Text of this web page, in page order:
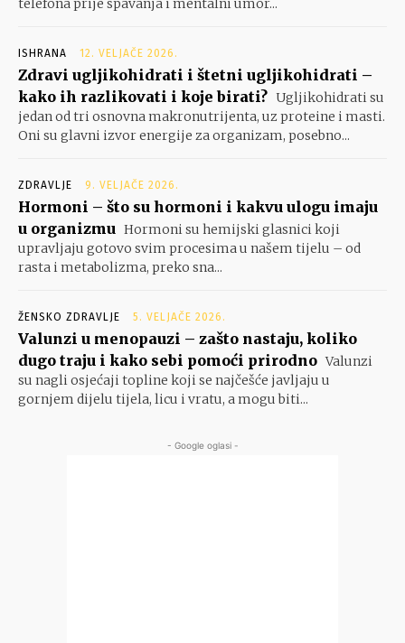
telefona prije spavanja i mentalni umor...
ISHRANA 12. VELJAČE 2026.
Zdravi ugljikohidrati i štetni ugljikohidrati –
kako ih razlikovati i koje birati? Ugljikohidrati su
jedan od tri osnovna makronutrijenta, uz proteine i masti.
Oni su glavni izvor energije za organizam, posebno...
ZDRAVLJE 9. VELJAČE 2026.
Hormoni – što su hormoni i kakvu ulogu imaju
u organizmu Hormoni su hemijski glasnici koji
upravljaju gotovo svim procesima u našem tijelu – od
rasta i metabolizma, preko sna...
ŽENSKO ZDRAVLJE 5. VELJAČE 2026.
Valunzi u menopauzi – zašto nastaju, koliko
dugo traju i kako sebi pomoći prirodno Valunzi
su nagli osjećaji topline koji se najčešće javljaju u
gornjem dijelu tijela, licu i vratu, a mogu biti...
- Google oglasi -